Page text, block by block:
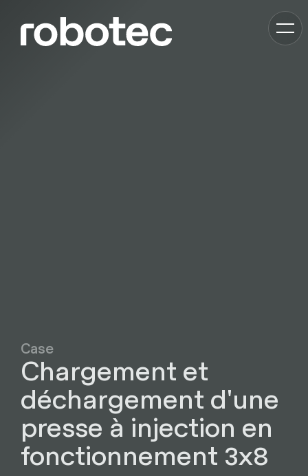
Case
Chargement et
déchargement d'une
presse à injection en
fonctionnement 3x8